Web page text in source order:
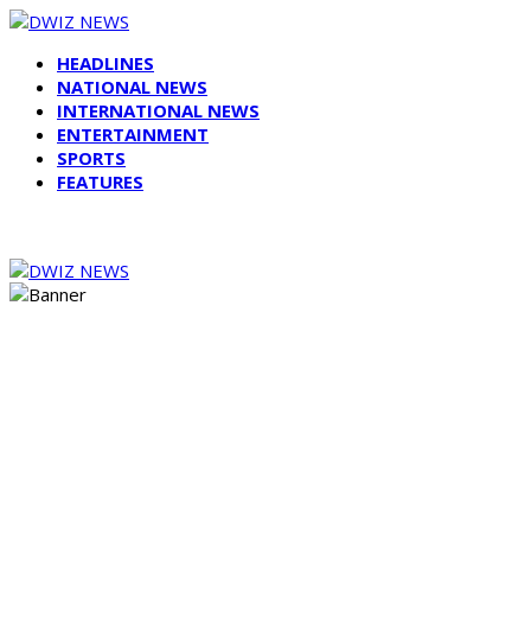
HEADLINES
NATIONAL NEWS
INTERNATIONAL NEWS
ENTERTAINMENT
SPORTS
FEATURES